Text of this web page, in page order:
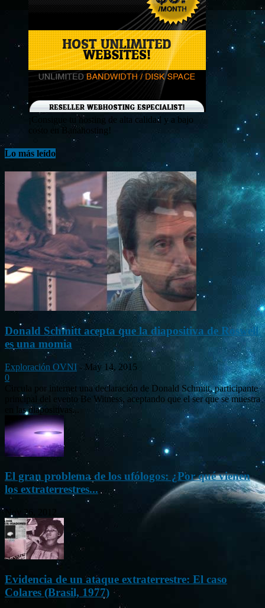
¡Consigue tu hosting de alta calidad y a bajo
costo en Banahosting!
Lo más leído
Donald Schmitt acepta que la diapositiva de Roswell
es una momia
Exploración OVNI - May 14, 2015
0
Circula por internet una declaración de Donald Schmitt, participante
principal del evento Be Witness, aceptando que el ser que se muestra
en las diapositivas...
El gran problema de los ufólogos: ¿Por qué vienen
los extraterrestres...
Nov 26, 2012
Evidencia de un ataque extraterrestre: El caso
Colares (Brasil, 1977)